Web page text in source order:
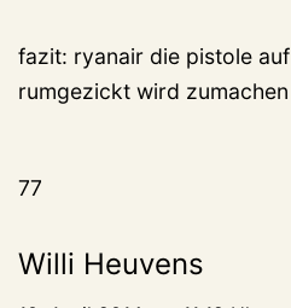
fazit: ryanair die pistole
rumgezickt wird
77
Willi Heuvens